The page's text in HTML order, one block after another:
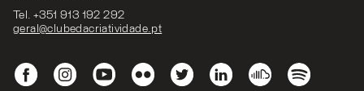
Tel. +351 913 192 292
geral@clubedacriatividade.pt